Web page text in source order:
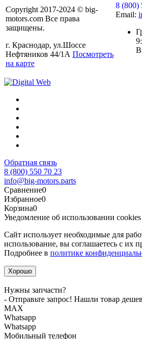
Copyright 2017-2024 © big-
motors.com Все права
защищены.
г. Краснодар, ул.Шоссе
Нефтяников 44/1А Посмотреть
на карте
8 (800)
Email:
Обратная связь
8 (800) 550 70 23
info@big-motors.parts
Сравнение0
Избранное0
Корзина0
Уведомление об использовании cookies
Сайт использует необходимые для
использование, вы соглашаетесь с их
Подробнее в политике
Хорошо
Нужны запчасти?
- Отправьте запрос! Нашли товар
MАХ
Whatsapp
Whatsapp
Мобильный телефон